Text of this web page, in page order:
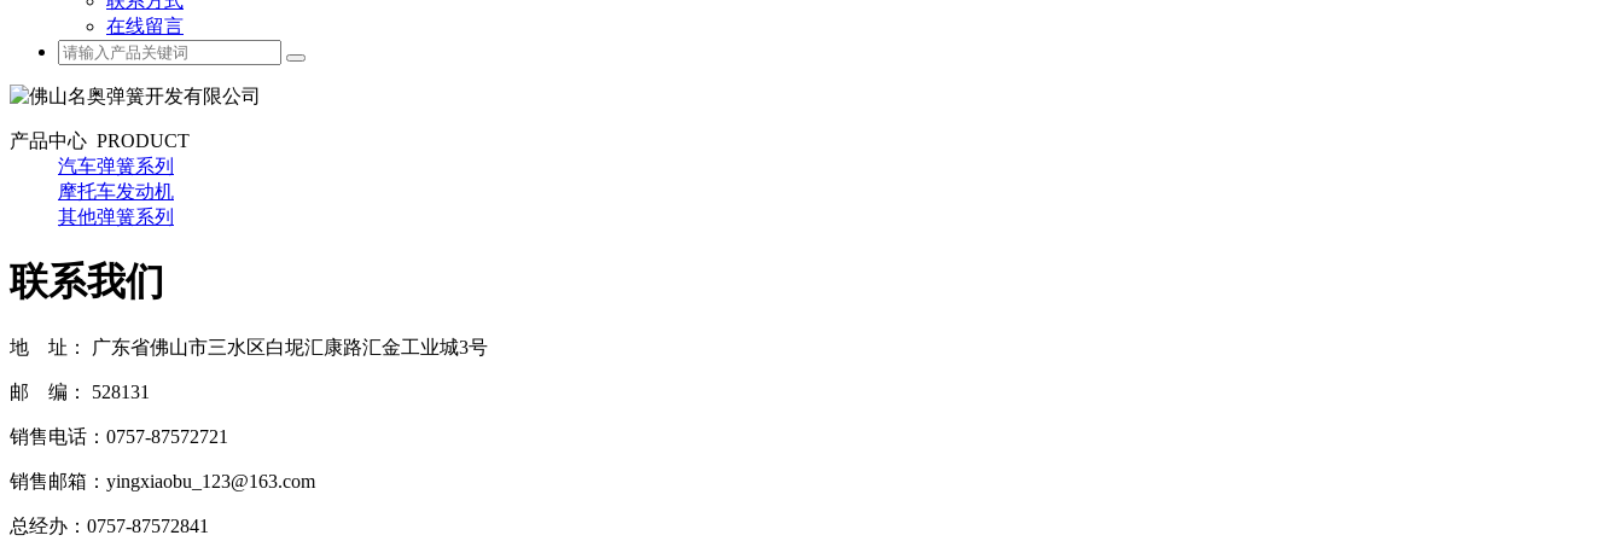
在线留言
产品中心 PRODUCT
汽车弹簧系列
摩托车发动机
其他弹簧系列
联系我们
地 址： 广东省佛山市三水区白坭汇康路汇金工业城3号
邮 编： 528131
销售电话：0757-87572721
销售邮箱：yingxiaobu_123@163.com
总经办：0757-87572841